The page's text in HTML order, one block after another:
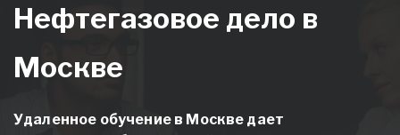
Нефтегазовое дело в
Москве
Удаленное обучение в Москве дает